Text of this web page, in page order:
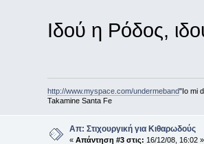
Ιδού η Ρόδος,
http://www.myspace.com/undermeband"Io mi
Takamine Santa Fe
Απ: Στιχουργική για Κιθαρωδούς
« Απάντηση #3 στις: 16/12/08, 16:02 »